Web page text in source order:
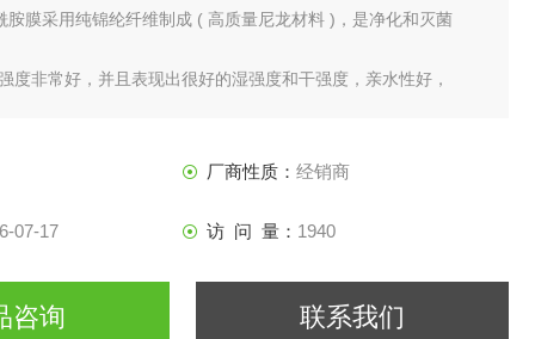
膜采用纯锦纶纤维制成 ( 高质量尼龙材料 )，是净化和灭菌
度非常好，并且表现出很好的湿强度和干强度，亲水性好，
厂商性质： 经销商
07-17 访 问 量： 1940
咨询 联系我们